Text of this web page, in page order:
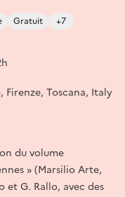
Gratuit +7
Firenze, Toscana, Italy
du volume
» (Marsilio Arte,
et G. Rallo, avec des